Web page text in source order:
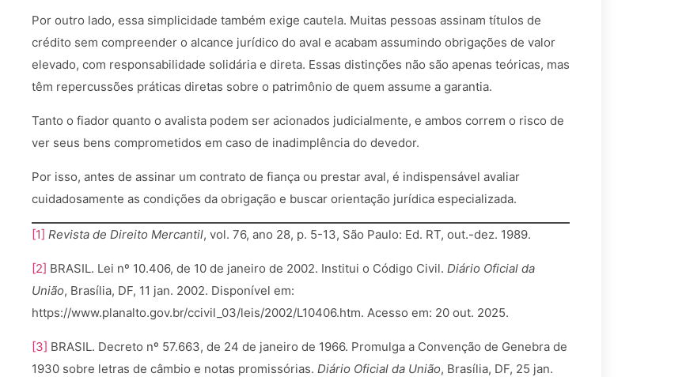
Por outro lado, essa simplicidade também exige cautela. Muitas pessoas assinam títulos de
crédito sem compreender o alcance jurídico do aval e acabam assumindo obrigações de valor
elevado, com responsabilidade solidária e direta. Essas distinções não são apenas teóricas, mas
têm repercussões práticas diretas sobre o patrimônio de quem assume a garantia.
Tanto o fiador quanto o avalista podem ser acionados judicialmente, e ambos correm o risco de
ver seus bens comprometidos em caso de inadimplência do devedor.
Por isso, antes de assinar um contrato de fiança ou prestar aval, é indispensável avaliar
cuidadosamente as condições da obrigação e buscar orientação jurídica especializada.
[1] Revista de Direito Mercantil, vol. 76, ano 28, p. 5-13, São Paulo: Ed. RT, out.-dez. 1989.
[2] BRASIL. Lei nº 10.406, de 10 de janeiro de 2002. Institui o Código Civil. Diário Oficial da
União, Brasília, DF, 11 jan. 2002. Disponível em:
https://www.planalto.gov.br/ccivil_03/leis/2002/L10406.htm. Acesso em: 20 out. 2025.
[3] BRASIL. Decreto nº 57.663, de 24 de janeiro de 1966. Promulga a Convenção de Genebra de
1930 sobre letras de câmbio e notas promissórias. Diário Oficial da União, Brasília, DF, 25 jan.